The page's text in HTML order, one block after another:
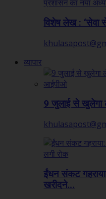
विशेष लेख : ‘सेवा
व्यापार
9 जुलाई से खुलेगा
ईंधन संकट
खरीदने...